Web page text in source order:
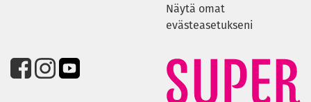
Näytä omat
evästeasetukseni